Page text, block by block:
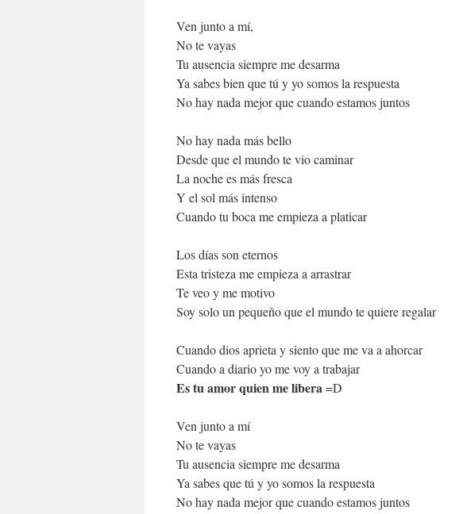
Ven junto a mí,
No te vayas
Tu ausencia siempre me desarma
Ya sabes bien que tú y yo somos la respuesta
No hay nada mejor que cuando estamos juntos
No hay nada más bello
Desde que el mundo te vio caminar
La noche es más fresca
Y el sol más intenso
Cuando tu boca me empieza a platicar
Los días son eternos
Esta tristeza me empieza a arrastrar
Te veo y me motivo
Soy solo un pequeño que el mundo te quiere regalar
Cuando dios aprieta y siento que me va a ahorcar
Cuando a diario yo me voy a trabajar
Es tu amor quien me libera=D
Ven junto a mí
No te vayas
Tu ausencia siempre me desarma
Ya sabes que tú y yo somos la respuesta
No hay nada mejor que cuando estamos juntos